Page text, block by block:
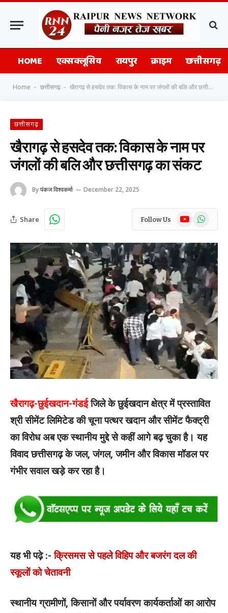
HOME एक्सक्लूसिव रायपुर क्राइम छत्तीसगढ़
Home - छत्तीसगढ़ - खैरागढ़ से हसदेव तक: विकास के नाम पर जंगलों की बलि और छत्तीसगढ़ का संकट
छत्तीसगढ़
खैरागढ़ से हसदेव तक: विकास के नाम पर
जंगलों की बलि और छत्तीसगढ़ का संकट
Byपंकज विश्वकर्मा December 22, 2025
Share Follow Us YouTubeWhatsApp
खैरागढ़-छुईखदान-गंडईजिले के छुईखदान क्षेत्र में प्रस्तावित
श्री सीमेंट लिमिटेड की चूना पत्थर खदान और सीमेंट फैक्ट्री
का विरोध अब एक स्थानीय मुद्दे से कहीं आगे बढ़ चुका है। यह
विवाद छत्तीसगढ़ के जल, जंगल, जमीन और विकास मॉडल पर
गंभीर सवाल खड़े कर रहा है।
यह भी पढ़े :-क्रिसमस से पहले विहिप और बजरंग दल की
स्कूलों को चेतावनी
स्थानीय ग्रामीणों, किसानों और पर्यावरण कार्यकर्ताओं का आरोप